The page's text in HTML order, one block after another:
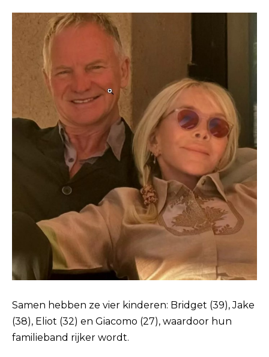
Samen hebben ze vier kinderen: Bridget (39), Jake
(38), Eliot (32) en Giacomo (27), waardoor hun
familieband rijker wordt.